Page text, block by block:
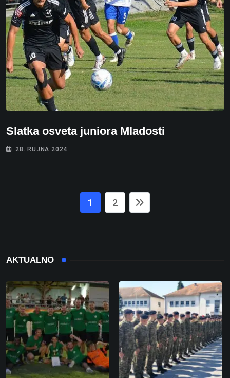
Slatka osveta juniora Mladosti
28. RUJNA 2024.
1 2
AKTUALNO